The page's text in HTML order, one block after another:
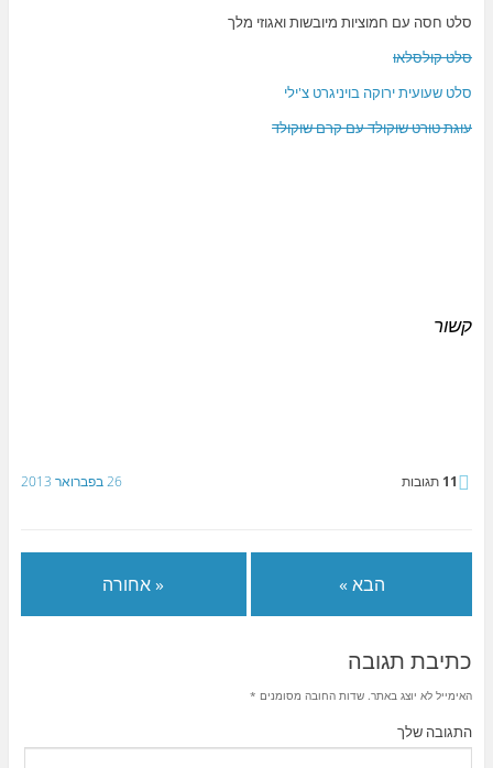
סלט חסה עם חמוציות מיובשות ואגוזי מלך
סלט קולסלאו
סלט שעועית ירוקה בויניגרט צ'ילי
עוגת טורט שוקולד עם קרם שוקולד
קשור
26 בפברואר 2013 11 תגובות
« אחורה הבא »
כתיבת תגובה
האימייל לא יוצג באתר. שדות החובה מסומנים *
התגובה שלך